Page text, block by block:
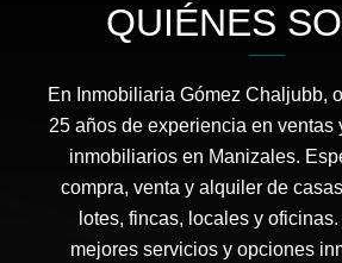
QUIÉNES
En Inmobiliaria Gómez Chaljubb,
25 años de experiencia en ventas
inmobiliarios en Manizales.
compra, venta y alquiler de
lotes, fincas, locales y
mejores servicios y opciones